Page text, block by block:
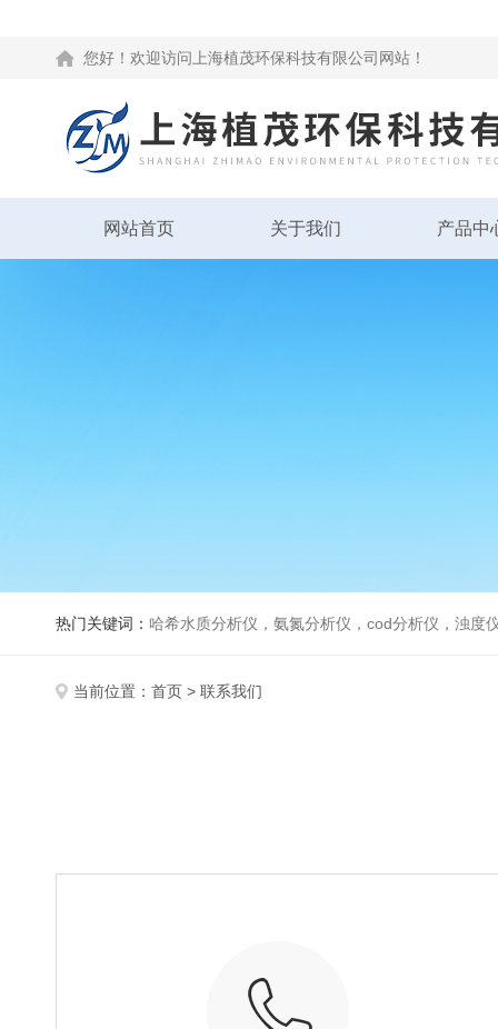
您好！欢迎访问上海植茂环保科技有限公司网站！
网站首页 关于我们 产品中
热门关键词： 哈希水质分析仪，氨氮分析仪，cod分析仪，浊度
当前位置： 首页 > 联系我们